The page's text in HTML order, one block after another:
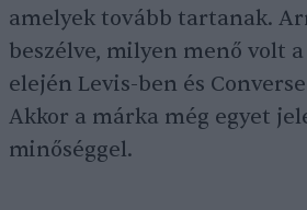
amelyek tovább tartanak.
beszélve, milyen menő volt
elején Levis-ben és
Akkor a márka még egyet
minőséggel.